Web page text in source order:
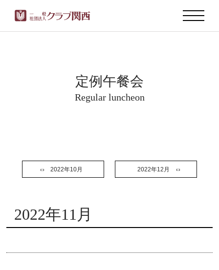
定例午餐会
Regular luncheon
2022年10月 2022年12月
2022年11月